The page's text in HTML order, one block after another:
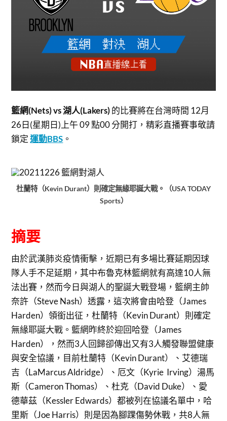
籃網(Nets) vs 湖人(Lakers)的比賽將在台灣時間 12月
26日(星期日)上午 09 點00 分開打，精彩直播賽事敬請
鎖定運動BBS 。
杜蘭特（Kevin Durant）則確定無緣耶誕大戰。（USA TODAY
Sports）
摘要
由於武漢肺炎疫情衝擊，近期已有多場比賽延期因球
隊人手不足延期，其中布魯克林籃網就有高達10人無
法出賽，然而今日與湖人的聖誕大戰登場，籃網主帥
奈許（Steve Nash）透露，這次將會由哈登（James
Harden）領銜出征，杜蘭特（Kevin Durant）則確定
無緣耶誕大戰。籃網昨終於迎回哈登（James
Harden），然而3人回歸卻傳出又有3人觸發聯盟健康
與安全協議，目前杜蘭特（Kevin Durant）、艾德瑞
吉（LaMarcus Aldridge）、厄文（Kyrie Irving）湯馬
斯（Cameron Thomas）、杜克（David Duke）、愛
德華茲（Kessler Edwards）都被列在協議名單中，哈
里斯（Joe Harris）則是因為腳踝傷勢休戰，共8人無